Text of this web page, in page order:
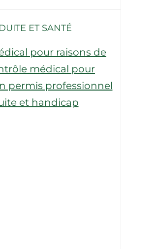
ET SANTÉ
pour raisons de
médical pour
permis professionnel
et handicap